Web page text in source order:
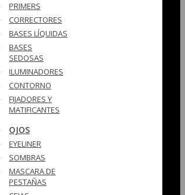
PRIMERS
CORRECTORES
BASES LÍQUIDAS
BASES
SEDOSAS
ILUMINADORES
CONTORNO
FIJADORES Y
MATIFICANTES
OJOS
EYELINER
SOMBRAS
MASCARA DE
PESTAÑAS